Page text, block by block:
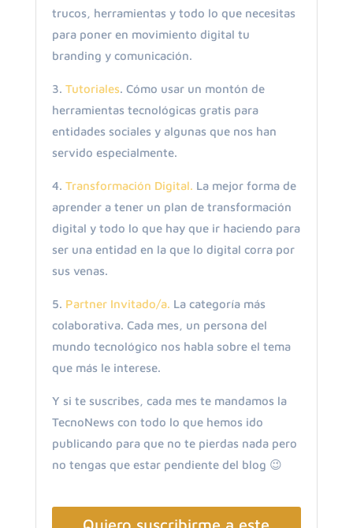
trucos, herramientas y todo lo que necesitas
para poner en movimiento digital tu
branding y comunicación.
3. Tutoriales. Cómo usar un montón de
herramientas tecnológicas gratis para
entidades sociales y algunas que nos han
servido especialmente.
4. Transformación Digital. La mejor forma de
aprender a tener un plan de transformación
digital y todo lo que hay que ir haciendo para
ser una entidad en la que lo digital corra por
sus venas.
5. Partner Invitado/a. La categoría más
colaborativa. Cada mes, un persona del
mundo tecnológico nos habla sobre el tema
que más le interese.
Y si te suscribes, cada mes te mandamos la
TecnoNews con todo lo que hemos ido
publicando para que no te pierdas nada pero
no tengas que estar pendiente del blog 😉